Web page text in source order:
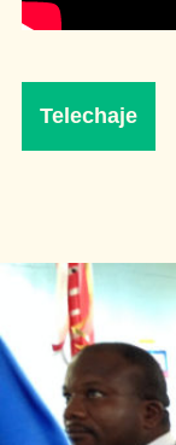
Telechaje